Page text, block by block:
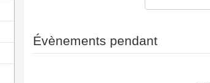
Évènements pendant